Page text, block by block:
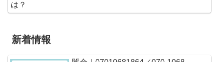
は？
新着情報